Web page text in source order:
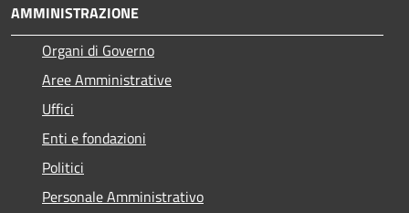
AMMINISTRAZIONE
Organi di Governo
Aree Amministrative
Uffici
Enti e fondazioni
Politici
Personale Amministrativo